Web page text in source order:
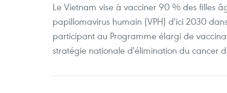
Le Vietnam vise à vacciner 90 % des filles
papillomavirus humain (VPH) d'ici 2030
participant au Programme élargi de
stratégie nationale d'élimination du cancer